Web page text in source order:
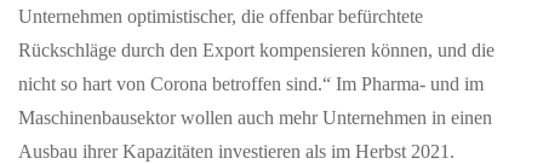
MAI 07, 2026
Wespe im Auto: Was tun während der Fahrt?
Der ACV erklärt, wie Autofahrer die Kontrolle behalten und was
bei Unfall oder Stich gilt Der Frühling ist da, die Temperaturen
Unternehmen optimistischer, die offenbar befürchtete
Rückschläge durch den Export kompensieren können, und die
nicht so hart von Corona betroffen sind.“ Im Pharma- und im
Maschinenbausektor wollen auch mehr Unternehmen in einen
Ausbau ihrer Kapazitäten investieren als im Herbst 2021.